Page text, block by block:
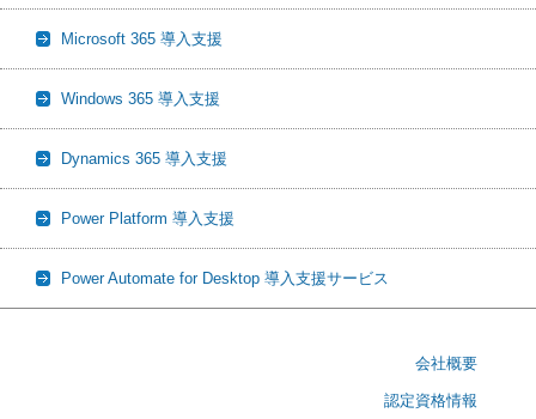
Microsoft 365 導入支援
Windows 365 導入支援
Dynamics 365 導入支援
Power Platform 導入支援
Power Automate for Desktop 導入支援サービス
会社概要
認定資格情報